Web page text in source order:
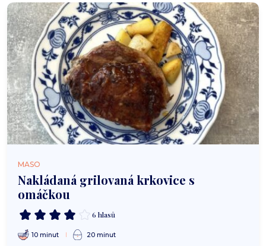
MASO
Nakládaná grilovaná krkovice s
omáčkou
6 hlasů
10 minut 20 minut